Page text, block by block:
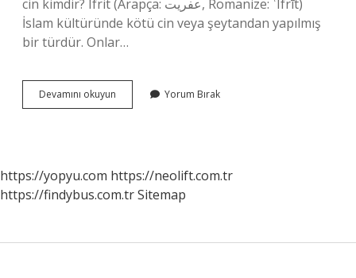
cin kimdir? Ifrit (Arapça: عفريت, Romanize: ʿIfrīt)
İslam kültüründe kötü cin veya şeytandan yapılmış
bir türdür. Onlar…
Devamını okuyun
Ismi
Yorum Bırak
https://yopyu.com https://neolift.com.tr
https://findybus.com.trSitemap